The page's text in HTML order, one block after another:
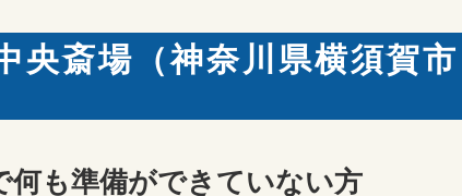
央斎場（神奈川県横須賀
何も準備ができていない方